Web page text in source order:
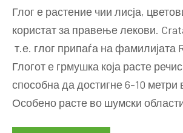
–
придобивки
на
едно
растенија
Глог е растение чии лисја,
користат за правење лекови.
т.е. глог припаѓа на фамилијата
Глогот е грмушка која расте
способна да достигне 6-10 метри
Особено расте во шумски